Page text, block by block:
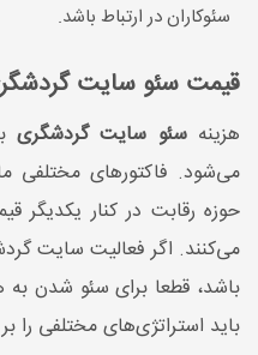
سئوکاران در ارتباط باشد.
قیمت سئو سایت
هزینهسئو سایت گردشگری
می‌شود. فاکتورهای مختلفی
می‌کنند. اگر فعالیت سایت
باشد، قطعا برای سئو شدن به
باید استراتژی‌های مختلفی را